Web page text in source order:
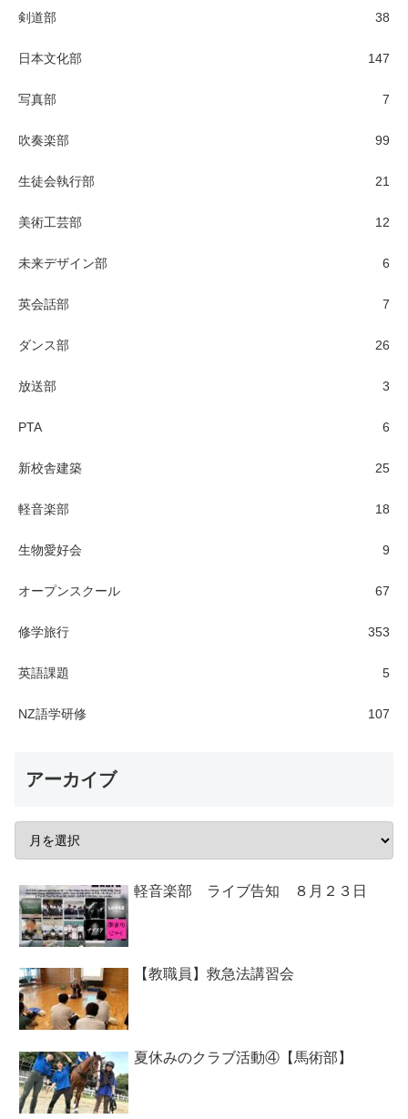
剣道部 38
日本文化部 147
写真部 7
吹奏楽部 99
生徒会執行部 21
美術工芸部 12
未来デザイン部 6
英会話部 7
ダンス部 26
放送部 3
PTA 6
新校舎建築 25
軽音楽部 18
生物愛好会 9
オープンスクール 67
修学旅行 353
英語課題 5
NZ語学研修 107
アーカイブ
軽音楽部 ライブ告知 ８月２３日
【教職員】救急法講習会
夏休みのクラブ活動④【馬術部】